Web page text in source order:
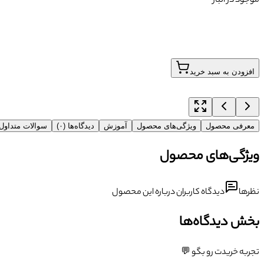
افزودن به سبد خرید
معرفی محصول ویژگی‌های محصول آموزش دیدگاه‌ها (۰) سوالات
ویژگی‌های محصول
نظرها دیدگاه کاربران درباره این محصول
بخش دیدگاه‌ها
تجربه خریدت رو بگو 💬